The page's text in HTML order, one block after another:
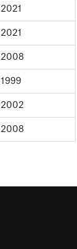
2021
2021
2008
1999
2002
2008